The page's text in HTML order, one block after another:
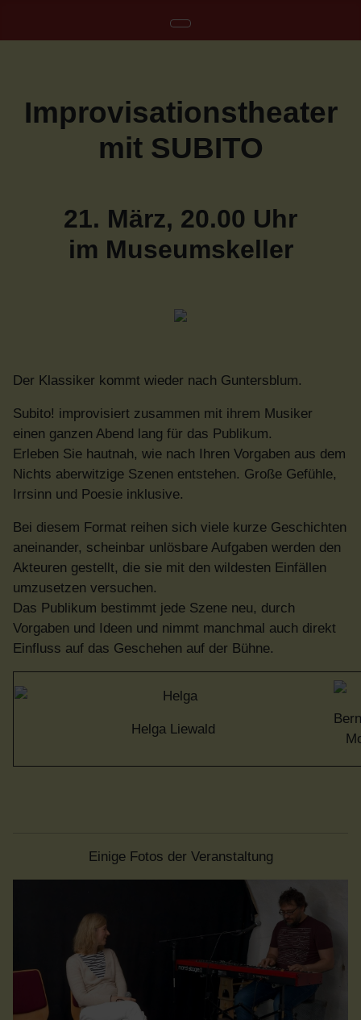
Improvisationstheater
mit SUBITO
21. März, 20.00 Uhr
im Museumskeller
Der Klassiker kommt wieder nach Guntersblum.
Subito! improvisiert zusammen mit ihrem Musiker
einen ganzen Abend lang für das Publikum.
Erleben Sie hautnah, wie nach Ihren Vorgaben aus dem
Nichts aberwitzige Szenen entstehen. Große Gefühle,
Irrsinn und Poesie inklusive.
Bei diesem Format reihen sich viele kurze Geschichten
aneinander, scheinbar unlösbare Aufgaben werden den
Akteuren gestellt, die sie mit den wildesten Einfällen
umzusetzen versuchen.
Das Publikum bestimmt jede Szene neu, durch
Vorgaben und Ideen und nimmt manchmal auch direkt
Einfluss auf das Geschehen auf der Bühne.
Helga Liewald
Einige Fotos der Veranstaltung